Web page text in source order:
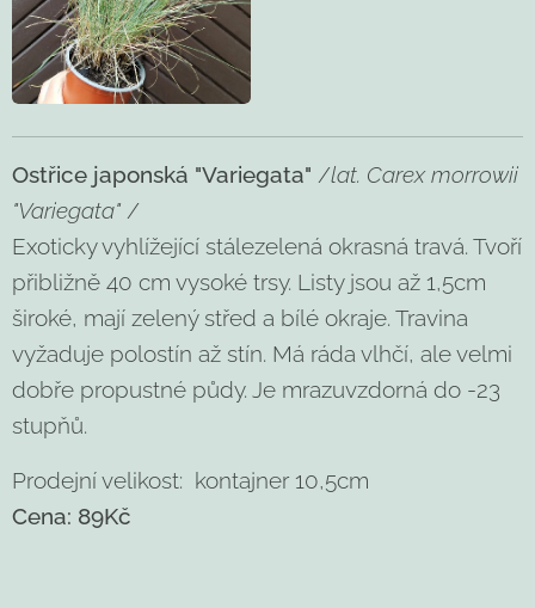
Ostřice japonská "Variegata" /lat. Carex morrowii
"Variegata" /
Exoticky vyhlížející stálezelená okrasná travá. Tvoří
přibližně 40 cm vysoké trsy. Listy jsou až 1,5cm
široké, mají zelený střed a bílé okraje. Travina
vyžaduje polostín až stín. Má ráda vlhčí, ale velmi
dobře propustné půdy. Je mrazuvzdorná do -23
stupňů.
Prodejní velikost: kontajner 10,5cm
Cena: 89Kč